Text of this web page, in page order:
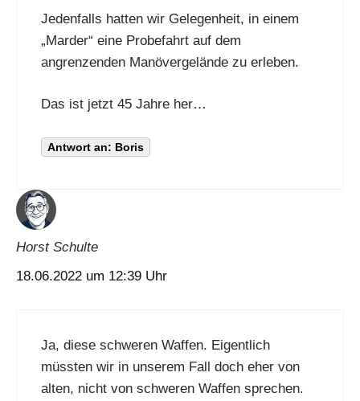
Jedenfalls hatten wir Gelegenheit, in einem
„Marder“ eine Probefahrt auf dem
angrenzenden Manövergelände zu erleben.
Das ist jetzt 45 Jahre her…
Antwort an: Boris
Horst Schulte
18.06.2022 um 12:39 Uhr
Ja, diese schweren Waffen. Eigentlich
müssten wir in unserem Fall doch eher von
alten, nicht von schweren Waffen sprechen.